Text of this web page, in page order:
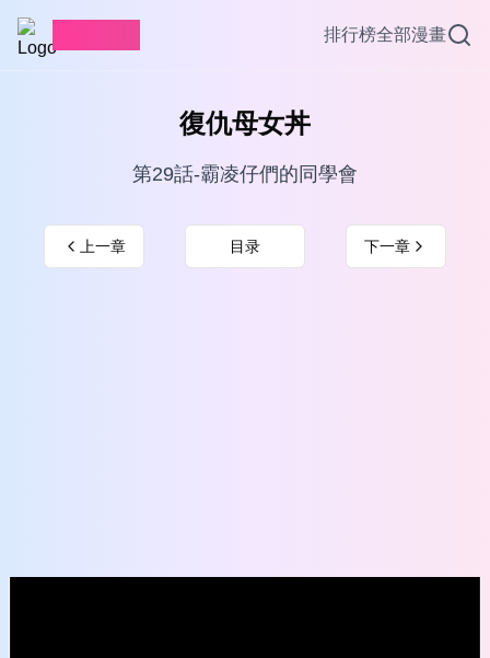
排行榜全部漫畫
復仇母女丼
第29話-霸凌仔們的同學會
上一章 目录 下一章